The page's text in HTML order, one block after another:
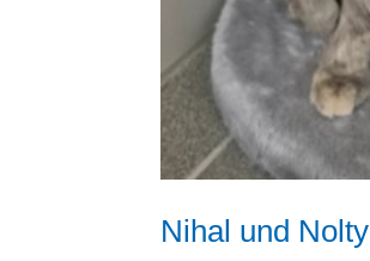
Nihal und Nolty